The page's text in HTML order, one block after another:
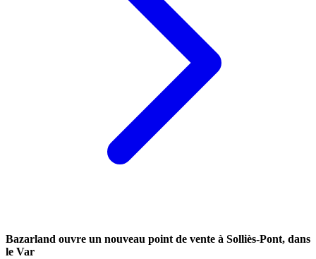
Bazarland ouvre un nouveau point de vente à Solliès-Pont, dans
le Var